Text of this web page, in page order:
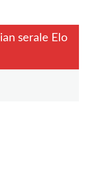
serale Elo